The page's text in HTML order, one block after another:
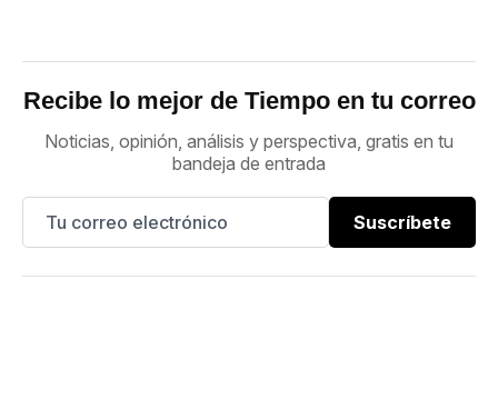
Recibe lo mejor de Tiempo en tu correo
Noticias, opinión, análisis y perspectiva, gratis en tu
bandeja de entrada
Suscríbete